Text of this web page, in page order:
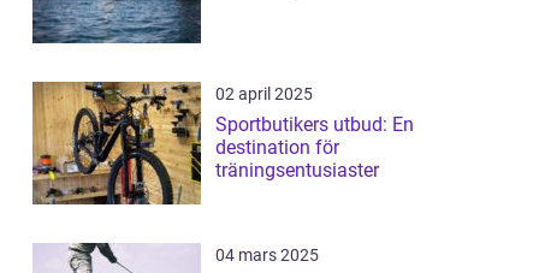
02 april 2025
Sportbutikers utbud: En
destination för
träningsentusiaster
04 mars 2025